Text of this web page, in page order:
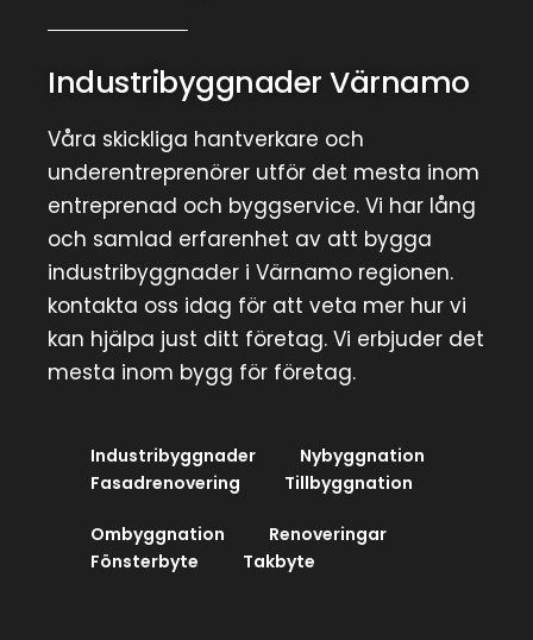
Industribyggnader Värnamo
Våra skickliga hantverkare och
underentreprenörer utför det mesta inom
entreprenad och byggservice. Vi har lång
och samlad erfarenhet av att bygga
industribyggnader i Värnamo regionen.
kontakta oss idag för att veta mer hur vi
kan hjälpa just ditt företag. Vi erbjuder det
mesta inom bygg för företag.
Industribyggnader
Nybyggnation
Fasadrenovering
Tillbyggnation
Ombyggnation
Renoveringar
Fönsterbyte
Takbyte